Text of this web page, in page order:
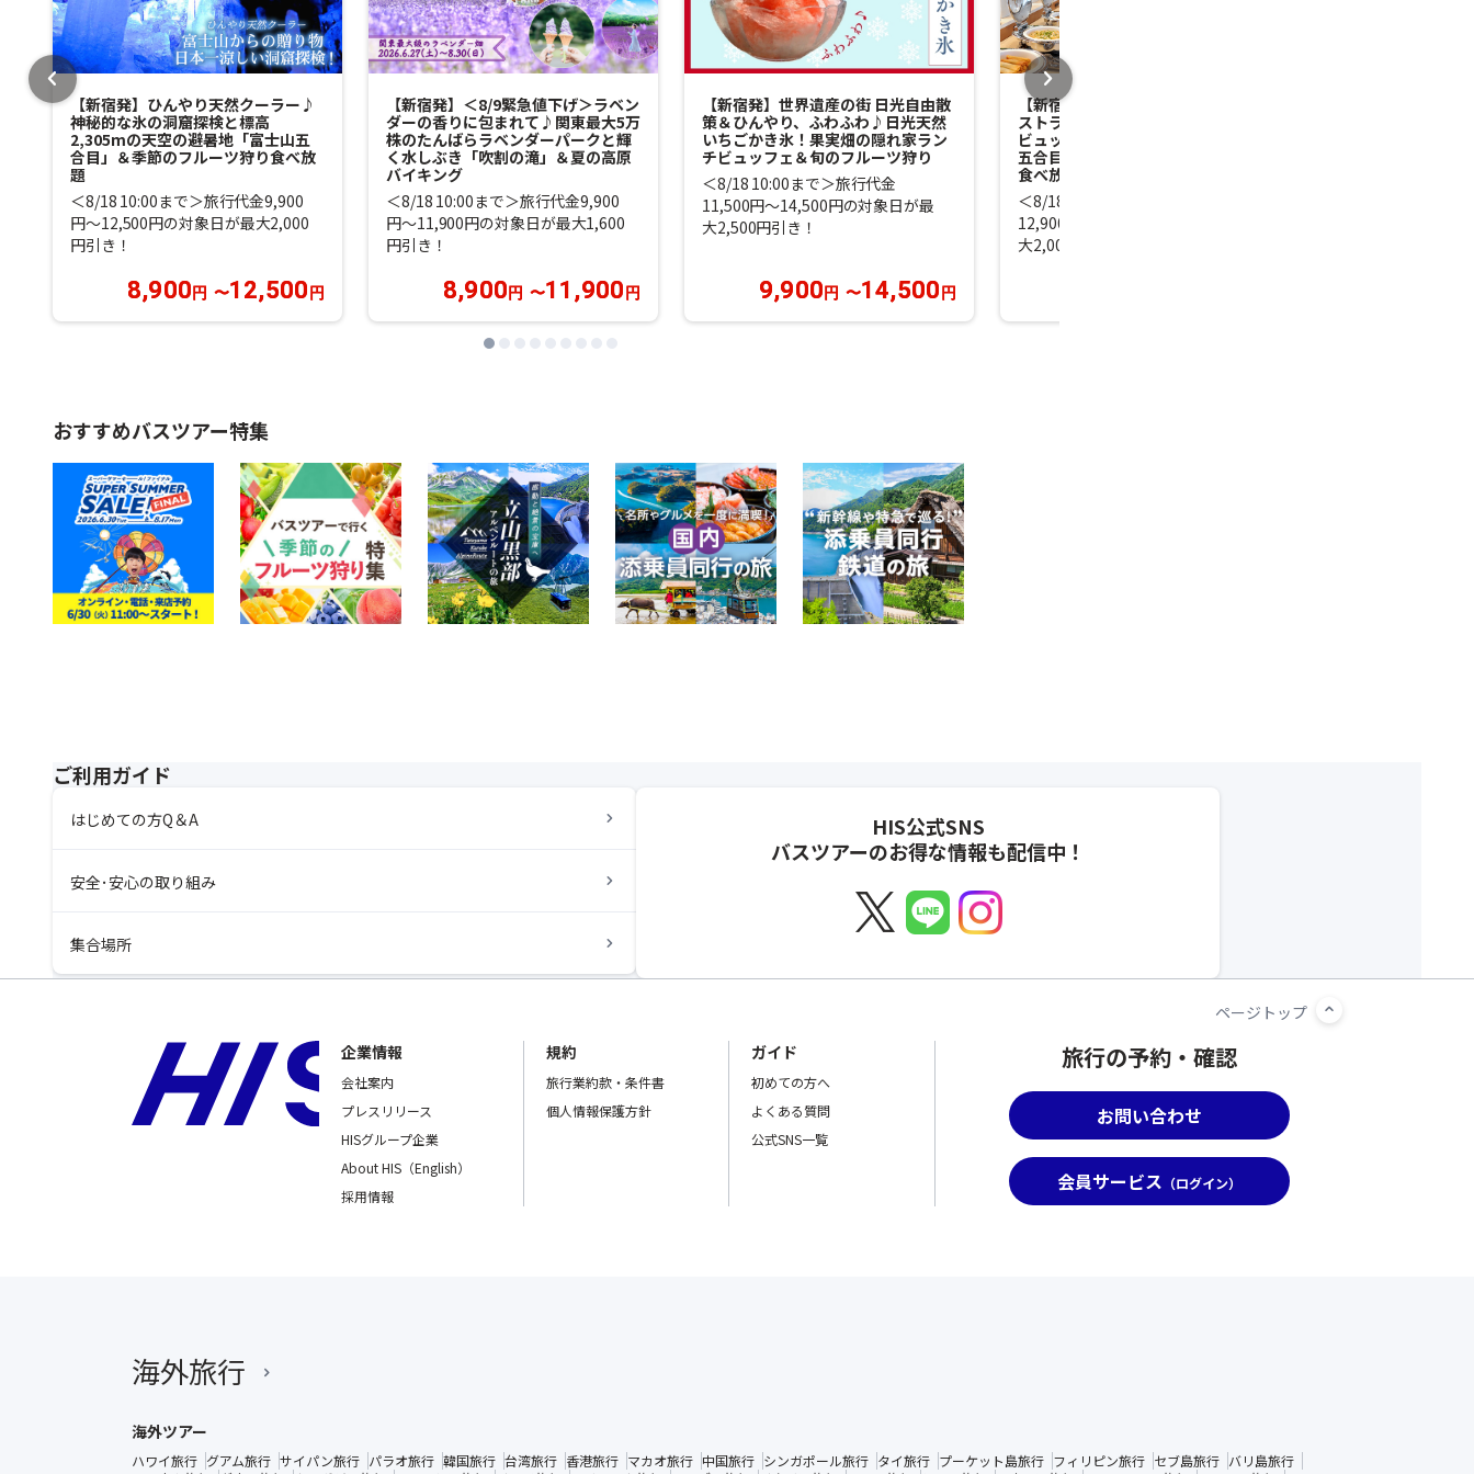
【新宿発】ひんやり天然クーラー♪
神秘的な氷の洞窟探検と標高
2,305mの天空の避暑地「富士山五
合目」＆季節のフルーツ狩り食べ放
題
＜8/18 10:00まで＞旅行代金9,900
円～12,500円の対象日が最大2,000
円引き！
8,900 円 〜12,500 円
【新宿発】＜8/9緊急値下げ＞ラベン
ダーの香りに包まれて♪関東最大5万
株のたんばらラベンダーパークと輝
く水しぶき「吹割の滝」＆夏の高原
バイキング
＜8/18 10:00まで＞旅行代金9,900
円～11,900円の対象日が最大1,600
円引き！
8,900 円 〜11,900 円
【新宿発】世界遺産の街 日光自由散
策＆ひんやり、ふわふわ♪日光天然
いちごかき氷！果実畑の隠れ家ラン
チビュッフェ＆旬のフルーツ狩り
＜8/18 10:00まで＞旅行代金
11,500円～14,500円の対象日が最
大2,500円引き！
9,900 円 〜14,500 円
【新宿発】＜8/8緊急値下げ＞絶景レ
ストラン「フジヤマテラス」ランチ
ビュッフェ＆天空の避暑地「富士山
五合目」＆大粒ぶどう「藤稔」狩り
食べ放題
＜8/18 10:00まで＞旅行代金
12,900円～14,500円の対象日が最
大2,000円引き！
chevron_left chevron_right
おすすめバスツアー特集
ご利用ガイド
はじめての方Q＆A chevron_right
安全･安心の取り組み chevron_right
集合場所 chevron_right
HIS公式SNS
バスツアーのお得な情報も配信中！
旅行の予約・確認
お問い合わせ
会員サービス （ログイン）
企業情報
会社案内
プレスリリース
HISグループ企業
About HIS（English）
採用情報
規約
旅行業約款・条件書
個人情報保護方針
ガイド
初めての方へ
よくある質問
公式SNS一覧
海外旅行
海外ツアー
ハワイ旅行 グアム旅行 サイパン旅行 パラオ旅行 韓国旅行 台湾旅行 香港旅行 マカオ旅行 中国旅行 シンガポール旅行 タイ旅行 プーケット島旅行 フィリピン旅行 セブ島旅行 バリ島旅行